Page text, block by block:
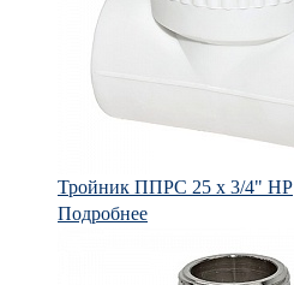
Тройник ППРС 25 х 3/4" НР
Подробнее